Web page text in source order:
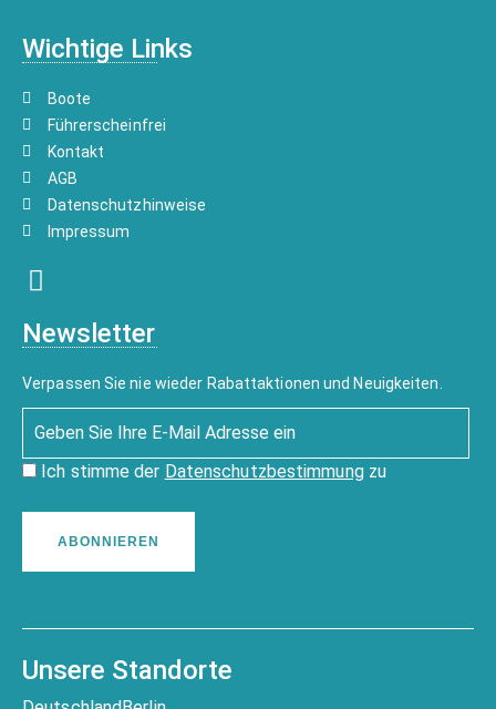
Wichtige Links
Boote
Führerscheinfrei
Kontakt
AGB
Datenschutzhinweise
Impressum
Newsletter
Verpassen Sie nie wieder Rabattaktionen und Neuigkeiten.
Ich stimme der Datenschutzbestimmungzu
ABONNIEREN
Unsere Standorte